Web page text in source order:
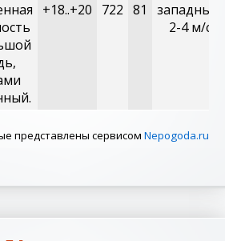
+18..+20 722 81
западный,
2-4 м/с
представлены сервисом Nepogoda.ru